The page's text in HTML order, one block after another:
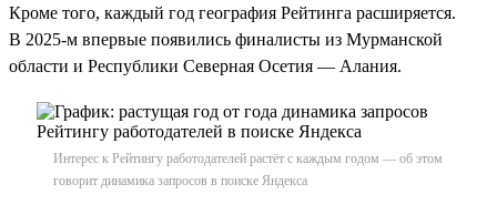
Кроме того, каждый год география Рейтинга расширяется.
В 2025-м впервые появились финалисты из Мурманской
области и Республики Северная Осетия — Алания.
Интерес к Рейтингу работодателей растёт с каждым годом — об этом
говорит динамика запросов в поиске Яндекса